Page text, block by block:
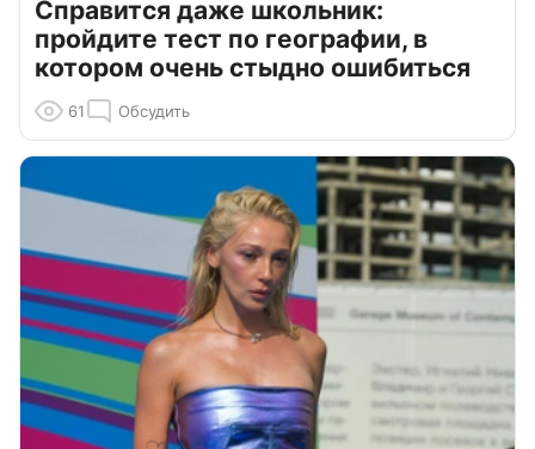
Справится даже школьник:
пройдите тест по географии, в
котором очень стыдно ошибиться
61 Обсудить